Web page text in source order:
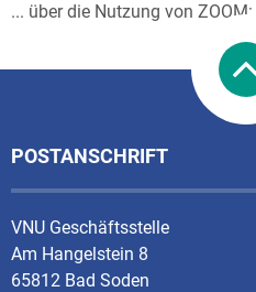
... über die Nutzung von ZOOM:
POSTANSCHRIFT
VNU Geschäftsstelle
Am Hangelstein 8
65812 Bad Soden